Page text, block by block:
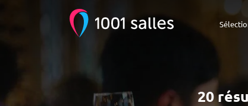
20